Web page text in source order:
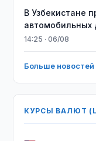
В Узбекистане
автомобильных
14:25 · 06/08
Больше
КУРСЫ ВАЛЮТ